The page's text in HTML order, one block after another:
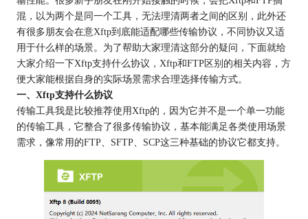
混，以为两个是同一个工具，无法理清两者之间的区别，此外还
有很多朋友会在意Xftp到底能适配哪些传输协议，不同协议又适
用于什么样的场景。为了帮助大家理清这部分的疑问，下面就给
大家介绍一下Xftp支持什么协议，Xftp和FTP区别的相关内容，方
便大家能根据自身的实际场景需求合理选择传输方式。
一、Xftp支持什么协议
传输工具我是比较推荐使用Xftp的，因为它并不是一个单一功能
的传输工具，它整合了很多传输协议，基本能满足各类使用场景
需求，像常用的FTP、SFTP、SCP这三种基础的协议它都支持。